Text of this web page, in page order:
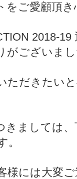
をご愛顧頂
2018-
がございま
ただきたい
きましては
。
様には大変